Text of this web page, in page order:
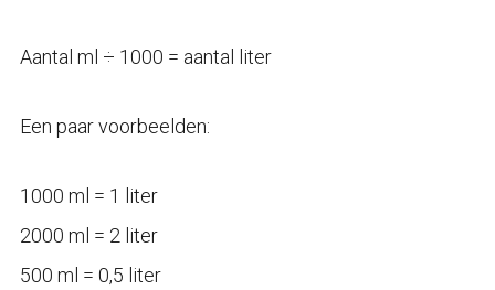
Aantal ml ÷ 1000 = aantal liter
Een paar voorbeelden:
1000 ml = 1 liter
2000 ml = 2 liter
500 ml = 0,5 liter